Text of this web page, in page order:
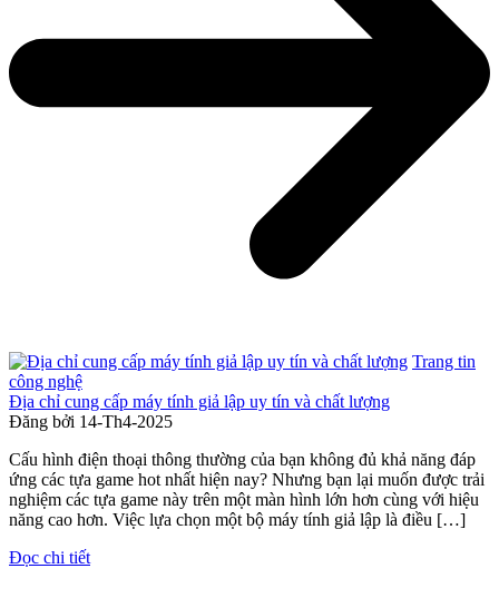
Trang tin
công nghệ
Địa chỉ cung cấp máy tính giả lập uy tín và chất lượng
Đăng bởi 14-Th4-2025
Cấu hình điện thoại thông thường của bạn không đủ khả năng đáp
ứng các tựa game hot nhất hiện nay? Nhưng bạn lại muốn được trải
nghiệm các tựa game này trên một màn hình lớn hơn cùng với hiệu
năng cao hơn. Việc lựa chọn một bộ máy tính giả lập là điều […]
Đọc chi tiết